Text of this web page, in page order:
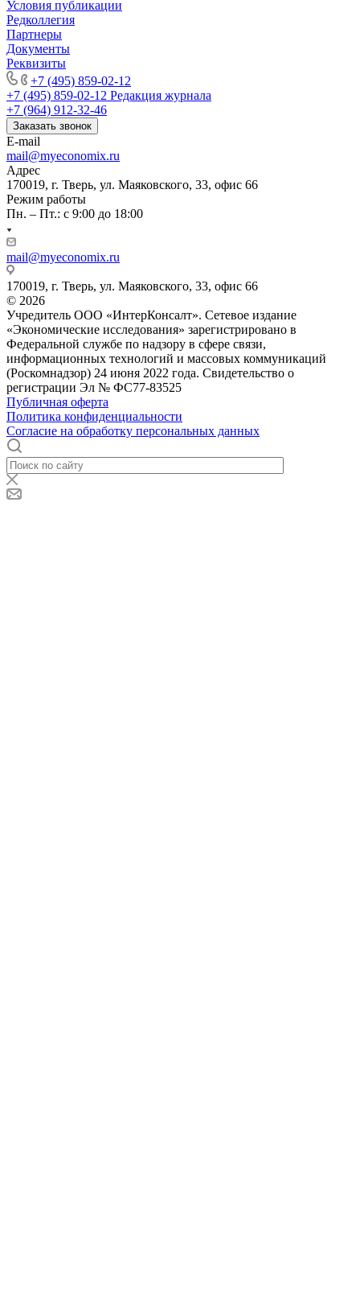
Условия публикации
Редколлегия
Партнеры
Документы
Реквизиты
+7 (495) 859-02-12
+7 (495) 859-02-12 Редакция журнала
+7 (964) 912-32-46
Заказать звонок
E-mail
mail@myeconomix.ru
Адрес
170019, г. Тверь, ул. Маяковского, 33, офис 66
Режим работы
Пн. – Пт.: с 9:00 до 18:00
mail@myeconomix.ru
170019, г. Тверь, ул. Маяковского, 33, офис 66
© 2026
Учредитель ООО «ИнтерКонсалт». Сетевое издание
«Экономические исследования» зарегистрировано в
Федеральной службе по надзору в сфере связи,
информационных технологий и массовых коммуникаций
(Роскомнадзор) 24 июня 2022 года. Свидетельство о
регистрации Эл № ФС77-83525
Публичная оферта
Политика конфиденциальности
Согласие на обработку персональных данных